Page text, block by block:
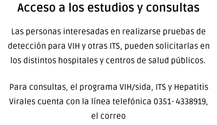
Acceso a los estudios y consultas
Las personas interesadas en realizarse pruebas de
detección para VIH y otras ITS, pueden solicitarlas en
los distintos hospitales y centros de salud públicos.
Para consultas, el programa VIH/sida, ITS y Hepatitis
Virales cuenta con la línea telefónica 0351- 4338919,
el correo